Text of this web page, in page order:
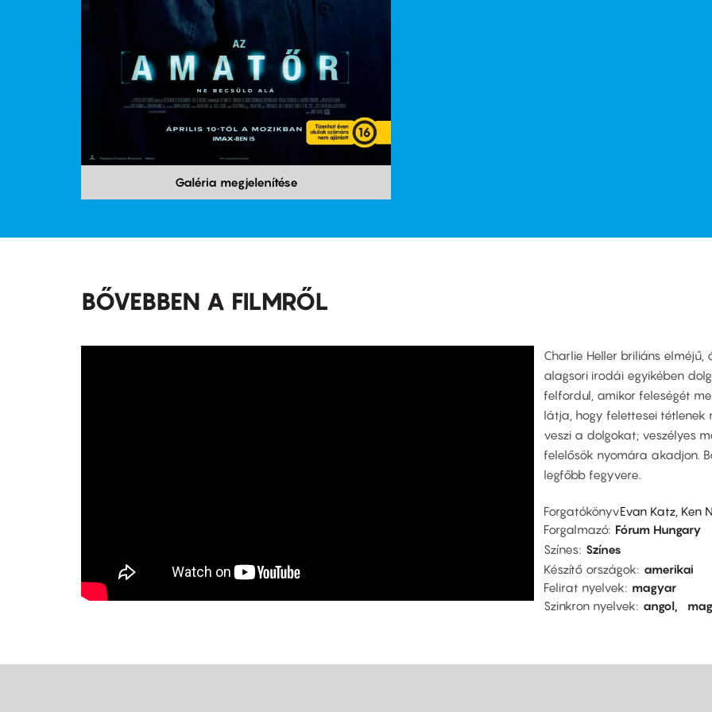
Galéria megjelenítése
BŐVEBBEN A FILMRŐL
Charlie Heller briliáns
alagsori irodái egyikében
felfordul, amikor feleségét
látja, hogy felettesei
veszi a dolgokat; veszélyes
felelősök nyomára akadjon.
legfőbb fegyvere.
ForgatókönyvEvan Katz, Ken
Forgalmazó Fórum Hungary
Színes Színes
Készítő országok
amerikai
Felirat nyelvek
magyar
Szinkron nyelvek
angol